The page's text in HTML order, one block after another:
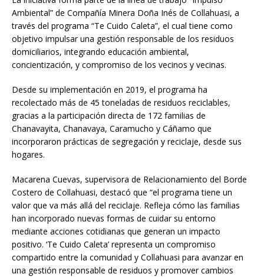
Ambiental” de Compañía Minera Doña Inés de Collahuasi, a
través del programa “Te Cuido Caleta”, el cual tiene como
objetivo impulsar una gestión responsable de los residuos
domiciliarios, integrando educación ambiental,
concientización, y compromiso de los vecinos y vecinas.
Desde su implementación en 2019, el programa ha
recolectado más de 45 toneladas de residuos reciclables,
gracias a la participación directa de 172 familias de
Chanavayita, Chanavaya, Caramucho y Cáñamo que
incorporaron prácticas de segregación y reciclaje, desde sus
hogares.
Macarena Cuevas, supervisora de Relacionamiento del Borde
Costero de Collahuasi, destacó que “el programa tiene un
valor que va más allá del reciclaje. Refleja cómo las familias
han incorporado nuevas formas de cuidar su entorno
mediante acciones cotidianas que generan un impacto
positivo. ‘Te Cuido Caleta’ representa un compromiso
compartido entre la comunidad y Collahuasi para avanzar en
una gestión responsable de residuos y promover cambios